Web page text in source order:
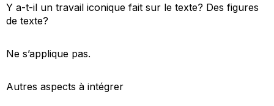
Y a-t-il un travail iconique fait sur le texte? Des figures
de texte?
Ne s’applique pas.
Autres aspects à intégrer